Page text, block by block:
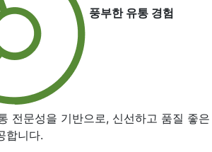
풍부한 유통 경험
전문성을 기반으로, 신선하고 품질 좋
합니다.